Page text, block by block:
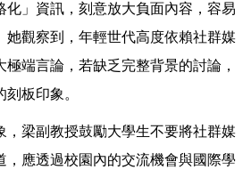
化」資訊，刻意放大負面內容，容易
她觀察到，年輕世代高度依賴社群媒
端言論，若缺乏完整背景的討論，
板印象。
，梁副教授鼓勵大學生不要將社群媒
，應透過校園內的交流機會與國際學